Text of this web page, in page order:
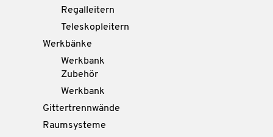
Regalleitern
Teleskopleitern
Werkbänke
Werkbank
Zubehör
Werkbank
Gittertrennwände
Raumsysteme